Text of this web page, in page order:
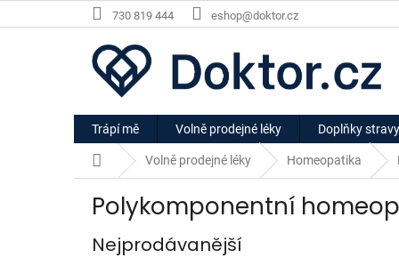
na
730 819 444 eshop@doktor.cz
Trápí mě Volně prodejné léky Doplňky stravy
Domů Volně prodejné léky Homeopatika
Polykomponentní
Nejprodávanější